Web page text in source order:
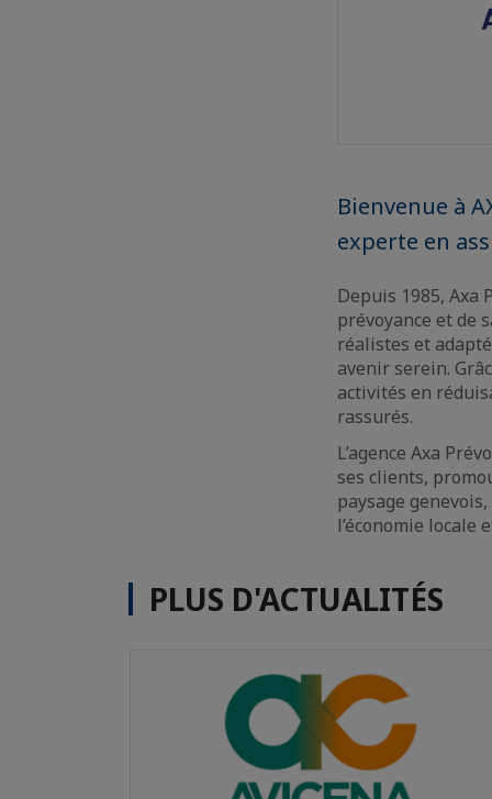
Bienvenue à
experte en
Depuis 1985, Axa
prévoyance et de
réalistes et
avenir serein.
activités en
rassurés.
L’agence Axa
ses clients,
paysage
l’économie locale
PLUS D'ACTUALITÉS